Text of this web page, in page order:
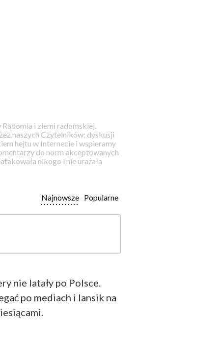
i ziemi radomskiej.
naszych Czytelników; dyskusji
hejtu w Internecie i wspieramy
do norm akceptowanych
nikogo i nie urażała
Popularne
Najnowsze
nie latały po Polsce.
po mediach i lansik na